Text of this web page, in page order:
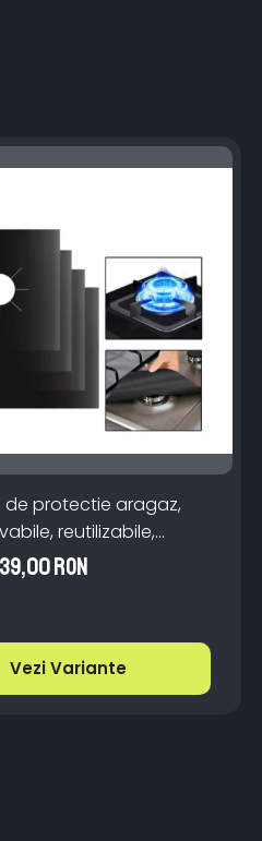
de protectie aragaz,
reutilizabile,
39,00 RON
Vezi Variante